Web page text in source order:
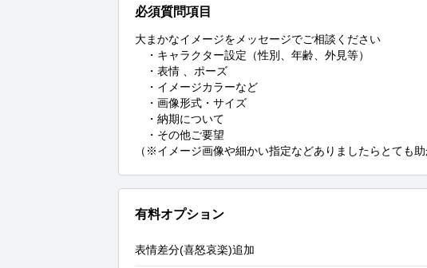
必須質問項目
大まかなイメージをメッセージでご相談ください
・キャラクター設定（性別、年齢、外見等）
・表情 、ポーズ
・イメージカラーなど
・画像形式・サイズ
・納期について
・その他ご要望
（※イメージ画像や細かい指定などありましたらとても助
有料オプション
表情差分(喜怒哀楽)追加